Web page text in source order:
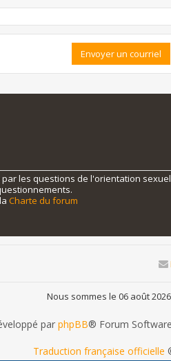
les questions de l'orientation
Charte du forum
Nous sommes le 06 août
par phpBB® Forum
Traduction française officielle